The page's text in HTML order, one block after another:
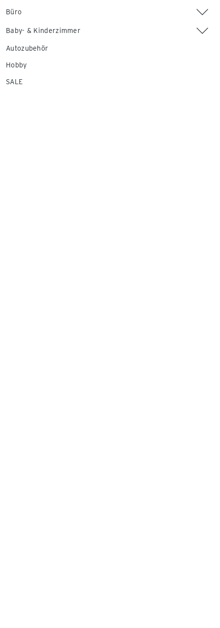
Büro
Baby- & Kinderzimmer
Autozubehör
Hobby
SALE